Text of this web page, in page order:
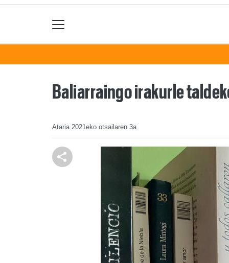
Baliarraingo irakurle
Ataria 2021eko otsailaren 3a